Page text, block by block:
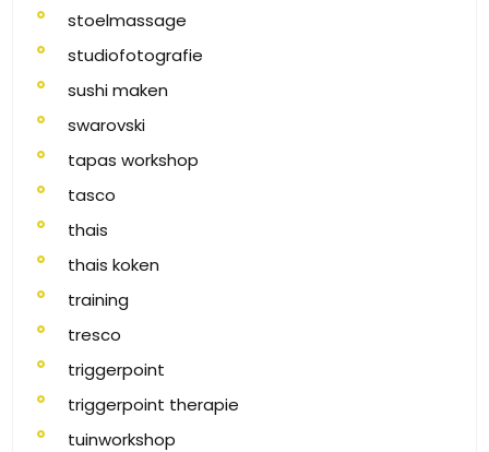
stoelmassage
studiofotografie
sushi maken
swarovski
tapas workshop
tasco
thais
thais koken
training
tresco
triggerpoint
triggerpoint therapie
tuinworkshop